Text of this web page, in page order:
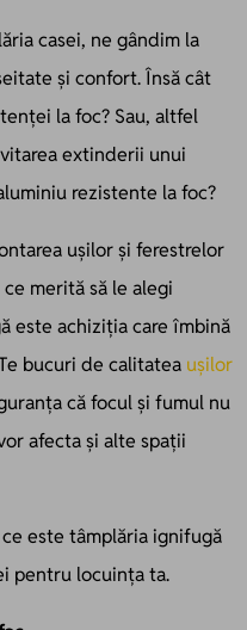
casei, ne gândim la
și confort. Însă cât
la foc? Sau, altfel
extinderii unui
rezistente la foc?
ușilor și ferestrelor
merită să le alegi
este achiziția care îmbină
bucuri de calitatea ușilor
că focul și fumul nu
afecta și alte spații
este tâmplăria ignifugă
pentru locuința ta.